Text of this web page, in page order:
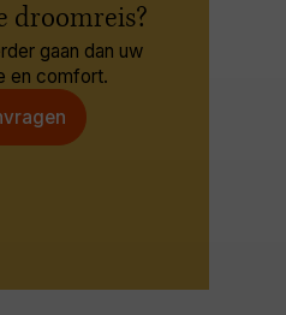
droomreis?
gaan dan uw
en comfort.